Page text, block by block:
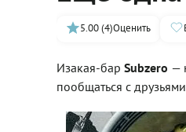
5.00 (4)Оценить
Изакая-бар Subzero —
пообщаться с